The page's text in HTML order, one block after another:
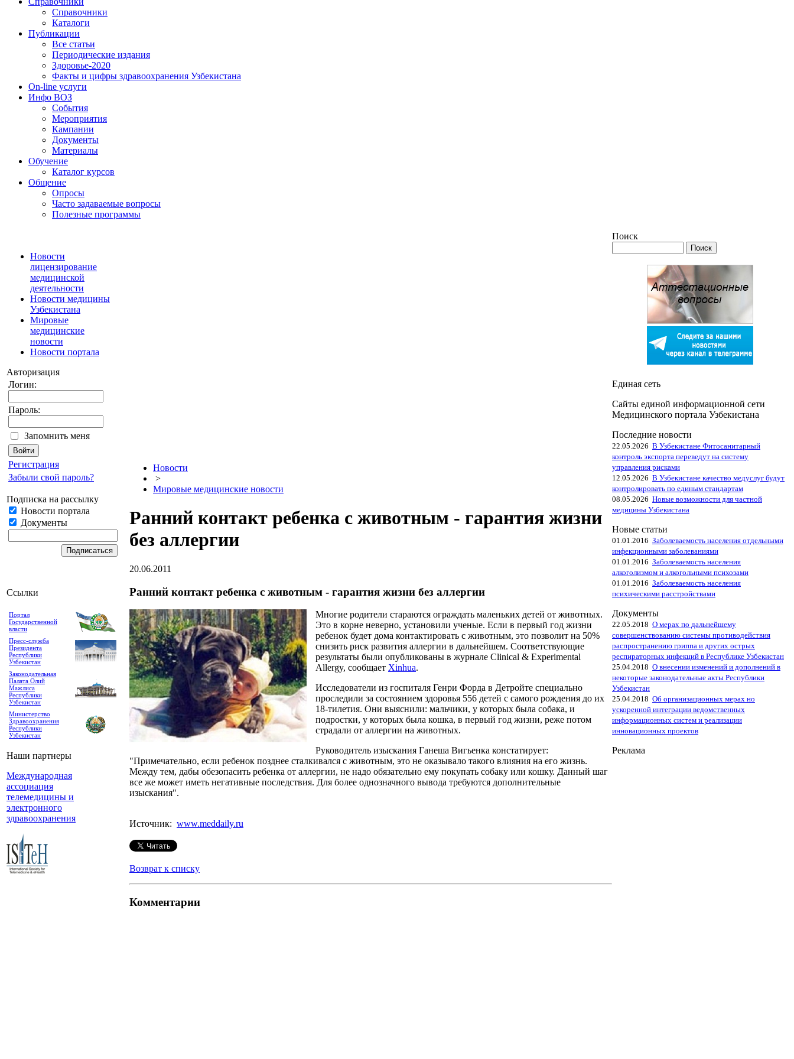
Справочники
Каталоги
Публикации
Все статьи
Периодические издания
Здоровье-2020
Факты и цифры здравоохранения Узбекистана
On-line услуги
Инфо ВОЗ
События
Мероприятия
Кампании
Документы
Материалы
Обучение
Каталог курсов
Общение
Опросы
Часто задаваемые вопросы
Полезные программы
Новости
лицензирование
медицинской
деятельности
Новости медицины
Узбекистана
Мировые
медицинские
новости
Новости портала
Авторизация
Логин:
Пароль:
Запомнить меня
Регистрация
Забыли свой пароль?
Подписка на рассылку
Новости портала
Документы
Ссылки
Портал
Государственной
власти
Пресс-служба
Президента
Республики
Узбекистан
Законодательная
Палата Олий
Мажлиса
Республики
Узбекистан
Министерство
Здравоохранения
Республики
Узбекистан
Наши партнеры
Международная
ассоциация
телемедицины и
электронного
здравоохранения
Новости
>
Мировые медицинские новости
Ранний контакт ребенка с животным - гарантия жизни
без аллергии
20.06.2011
Ранний контакт ребенка с животным - гарантия жизни без аллергии
Многие родители стараются ограждать маленьких детей от животных.
Это в корне неверно, установили ученые. Если в первый год жизни
ребенок будет дома контактировать с животным, это позволит на 50%
снизить риск развития аллергии в дальнейшем. Соответствующие
результаты были опубликованы в журнале Clinical & Experimental
Allergy, сообщает Xinhua.
Исследователи из госпиталя Генри Форда в Детройте специально
проследили за состоянием здоровья 556 детей с самого рождения до их
18-тилетия. Они выяснили: мальчики, у которых была собака, и
подростки, у которых была кошка, в первый год жизни, реже потом
страдали от аллергии на животных.
Руководитель изыскания Ганеша Вигьенка констатирует:
"Примечательно, если ребенок позднее сталкивался с животным, это не оказывало такого влияния на его жизнь.
Между тем, дабы обезопасить ребенка от аллергии, не надо обязательно ему покупать собаку или кошку. Данный шаг
все же может иметь негативные последствия. Для более однозначного вывода требуются дополнительные
изыскания".
Источник: www.meddaily.ru
Возврат к списку
Комментарии
Поиск
Единая сеть
Сайты единой информационной сети
Медицинского портала Узбекистана
Последние новости
22.05.2026 В Узбекистане Фитосанитарный
контроль экспорта переведут на систему
управления рисками
12.05.2026 В Узбекистане качество медуслуг будут
контролировать по единым стандартам
08.05.2026 Новые возможности для частной
медицины Узбекистана
Новые статьи
01.01.2016 Заболеваемость населения отдельными
инфекционными заболеваниями
01.01.2016 Заболеваемость населения
алкоголизмом и алкогольными психозами
01.01.2016 Заболеваемость населения
психическими расстройствами
Документы
22.05.2018 О мерах по дальнейшему
совершенствованию системы противодействия
распространению гриппа и других острых
респираторных инфекций в Республике Узбекистан
25.04.2018 О внесении изменений и дополнений в
некоторые законодательные акты Республики
Узбекистан
25.04.2018 Об организационных мерах но
ускоренной интеграции ведомственных
информационных систем и реализации
инновационных проектов
Реклама